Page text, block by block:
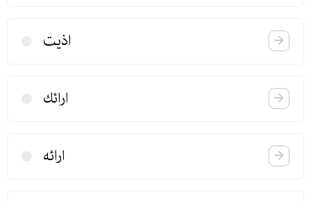
اذیت
ارائك
ارائه